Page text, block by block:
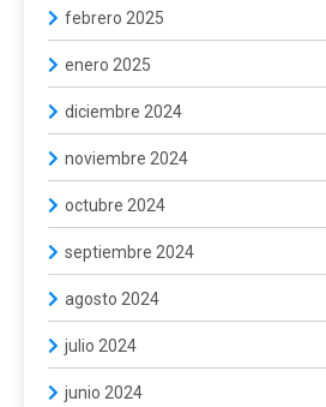
febrero 2025
enero 2025
diciembre 2024
noviembre 2024
octubre 2024
septiembre 2024
agosto 2024
julio 2024
junio 2024